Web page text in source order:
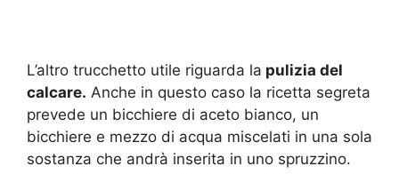
L’altro trucchetto utile riguarda la pulizia del
calcare. Anche in questo caso la ricetta segreta
prevede un bicchiere di aceto bianco, un
bicchiere e mezzo di acqua miscelati in una sola
sostanza che andrà inserita in uno spruzzino.